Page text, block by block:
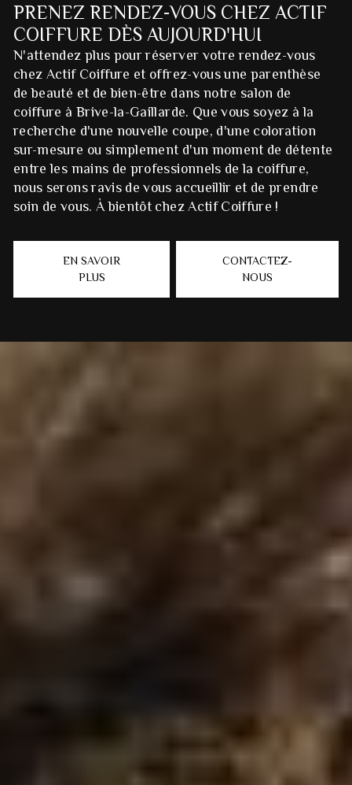
PRENEZ RENDEZ-VOUS CHEZ ACTIF
COIFFURE DÈS AUJOURD'HUI
N'attendez plus pour réserver votre rendez-vous
chez Actif Coiffure et offrez-vous une parenthèse
de beauté et de bien-être dans notre salon de
coiffure à Brive-la-Gaillarde. Que vous soyez à la
recherche d'une nouvelle coupe, d'une coloration
sur-mesure ou simplement d'un moment de détente
entre les mains de professionnels de la coiffure,
nous serons ravis de vous accueillir et de prendre
soin de vous. À bientôt chez Actif Coiffure !
EN SAVOIR
PLUS
CONTACTEZ-
NOUS